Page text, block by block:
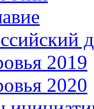
2019
2020